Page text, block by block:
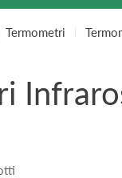
Termometri